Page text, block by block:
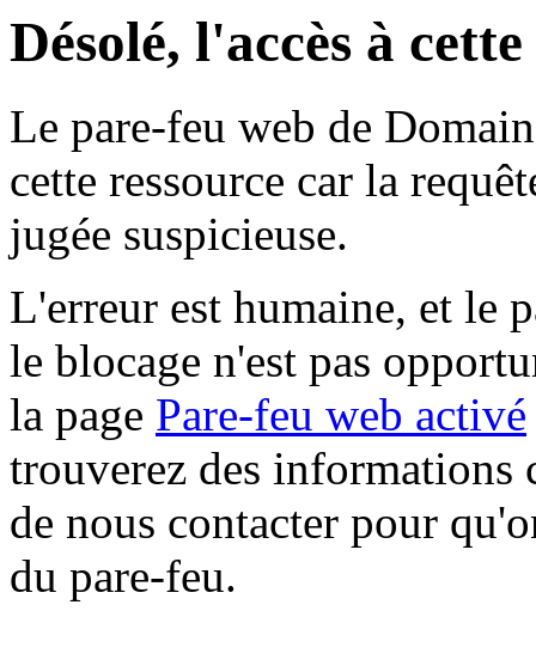
Désolé, l'accès à
Le pare-feu web de
cette ressource car la
jugée suspicieuse.
L'erreur est humaine, et le
le blocage n'est pas
la page Pare-feu web activé
trouverez des informations
de nous contacter pour
du pare-feu.